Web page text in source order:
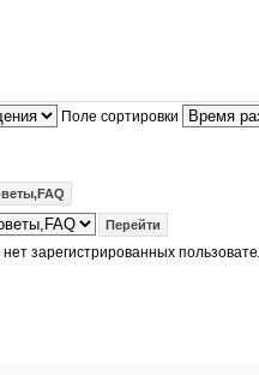
Поле сортировки
зарегистрированных